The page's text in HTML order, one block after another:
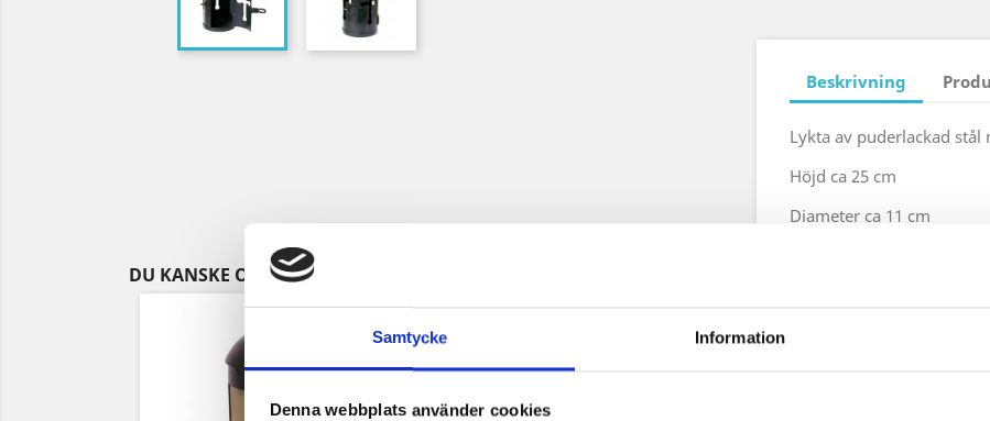
Samtycke Information
Denna webbplats använder cookies
Beskrivning
Lykta av puderlackad
Höjd ca 25 cm
Diameter ca 11 cm
DU KANSKE OCKSÅ GILLAR